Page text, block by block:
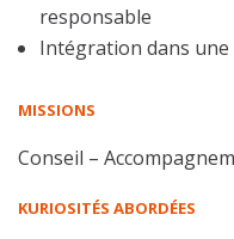
responsable
Intégration dans une
MISSIONS
Conseil –
KURIOSITÉS ABORDÉES